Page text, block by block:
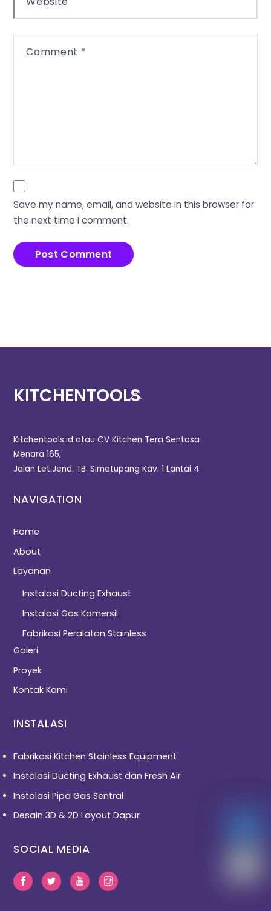
Comment *
Save my name, email, and website in this browser for
the next time I comment.
KITCHENTOOLS
Kitchentools.id atau CV Kitchen Tera Sentosa
Menara 165,
Jalan Let.Jend. TB. Simatupang Kav. 1 Lantai 4
NAVIGATION
Home
About
Layanan
Instalasi Ducting Exhaust
Instalasi Gas Komersil
Fabrikasi Peralatan Stainless
Galeri
Proyek
Kontak Kami
INSTALASI
Fabrikasi Kitchen Stainless Equipment
Instalasi Ducting Exhaust dan Fresh Air
Instalasi Pipa Gas Sentral
Desain 3D & 2D Layout Dapur
SOCIAL MEDIA